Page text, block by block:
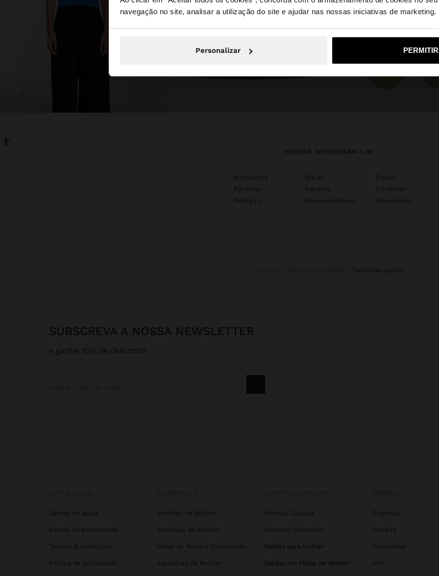
navegação no site, analisar a utilização do site e ajudar nas nossas iniciativas de marketing.
Personalizar
Está a aceder ao site a partir de Portugal. Deseja navegar no nosso site
Sim,
PODERÁ INTERESSAR-LHE
Novidades Malas
Roupa
Bijuteria
Sapatos
Carteiras
Relógios
Personalizáveis Acessórios
sandálias pretas
SUBSCREVA A NOSSA NEWSLETTER
e ganhe 10% de desconto
Centro de ajuda
Estado da encomenda
Termos & condições
Política de privacidade
Vestidos de Mulher
Sandálias de Mulher
Malas de Festa e Casamento
Sapatilhas de Mulher
Festival Capsule
Summer Collection
Saldos para Mulher
Saldos em Malas de Mulher
Empresa
Carreira
Newsletter
APP